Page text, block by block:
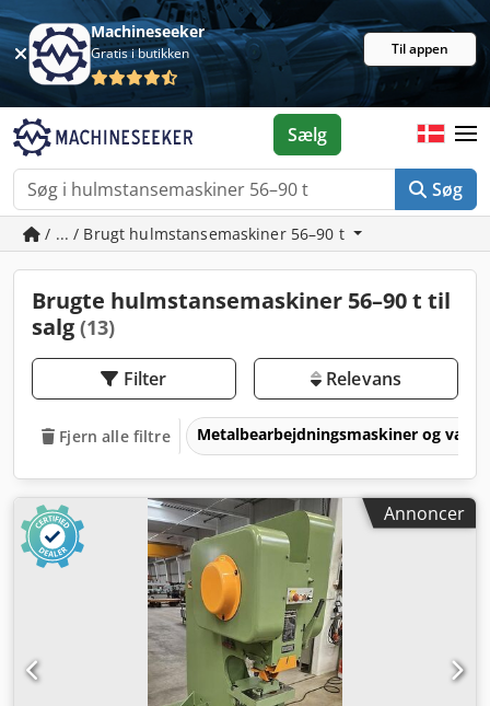
Machineseeker
Gratis i butikken Til appen
Søg
Sælg
/ ... / Brugt hulmstansemaskiner 56–90 t
Brugte hulmstansemaskiner 56–90 t til
salg (13)
Filter Relevans
Fjern alle filtre Metalbearbejdningsmaskiner og
Annoncer